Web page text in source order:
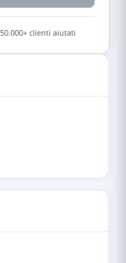
50.000+ clienti aiutati